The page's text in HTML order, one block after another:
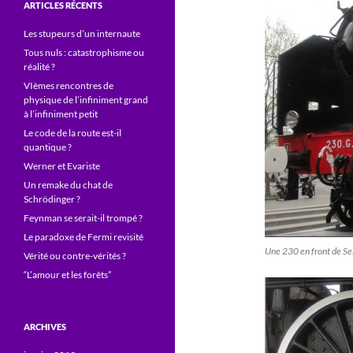
Une 230 en front de
ARTICLES RÉCENTS
Les stupeurs d’un internaute
Tous nuls : catastrophisme ou
réalité ?
VIèmes rencontres de
physique de l’infiniment grand
à l’infiniment petit
Le code de la route est-il
quantique ?
Werner et Evariste
Un remake du chat de
Schrödinger ?
Feynman se serait-il trompé ?
Le paradoxe de Fermi revisité
Vérité ou contre-vérités ?
“L’amour et les forêts”
ARCHIVES